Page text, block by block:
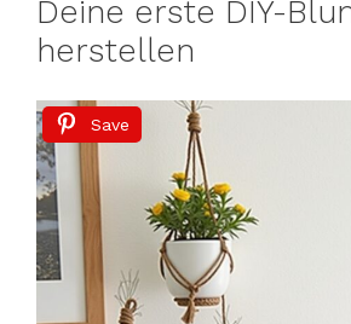
Deine erste DIY-
herstellen
Save